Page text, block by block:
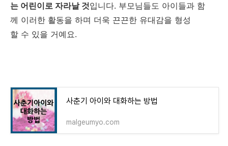
는 어린이로 자라날 것입니다. 부모님들도 아이들과 함
께 이러한 활동을 하며 더욱 끈끈한 유대감을 형성
할 수 있을 거예요.
사춘기 아이와 대화하는 방법
malgeumyo.com